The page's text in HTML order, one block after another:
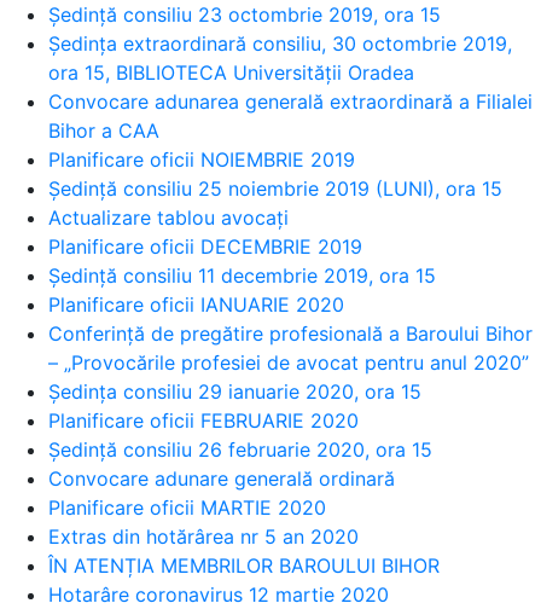
Ședință consiliu 23 octombrie 2019, ora 15
Ședința extraordinară consiliu, 30 octombrie 2019,
ora 15, BIBLIOTECA Universității Oradea
Convocare adunarea generală extraordinară a Filialei
Bihor a CAA
Planificare oficii NOIEMBRIE 2019
Ședință consiliu 25 noiembrie 2019 (LUNI), ora 15
Actualizare tablou avocați
Planificare oficii DECEMBRIE 2019
Ședință consiliu 11 decembrie 2019, ora 15
Planificare oficii IANUARIE 2020
Conferință de pregătire profesională a Baroului Bihor
– „Provocările profesiei de avocat pentru anul 2020”
Ședința consiliu 29 ianuarie 2020, ora 15
Planificare oficii FEBRUARIE 2020
Ședință consiliu 26 februarie 2020, ora 15
Convocare adunare generală ordinară
Planificare oficii MARTIE 2020
Extras din hotărârea nr 5 an 2020
ÎN ATENȚIA MEMBRILOR BAROULUI BIHOR
Hotarâre coronavirus 12 martie 2020